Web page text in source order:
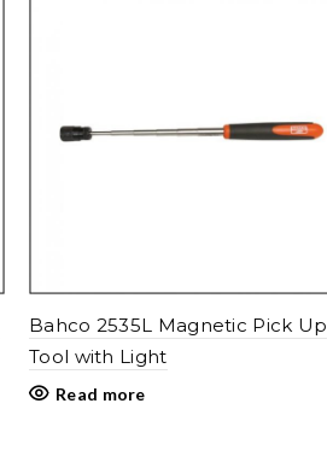
Bahco 2535L Magnetic Pick Up
Tool with Light
Read more